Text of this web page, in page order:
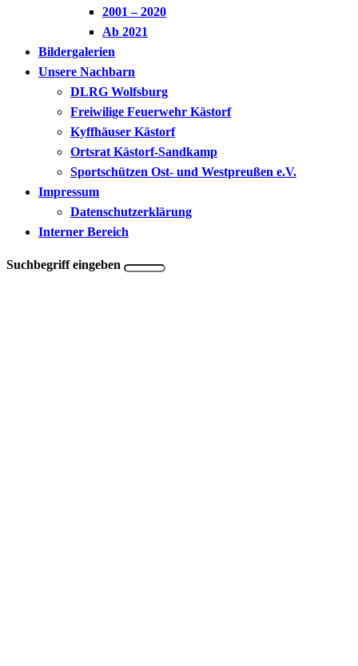
2001 – 2020
Ab 2021
Bildergalerien
Unsere Nachbarn
DLRG Wolfsburg
Freiwilige Feuerwehr Kästorf
Kyffhäuser Kästorf
Ortsrat Kästorf-Sandkamp
Sportschützen Ost- und Westpreußen e.V.
Impressum
Datenschutzerklärung
Interner Bereich
Suchbegriff eingeben